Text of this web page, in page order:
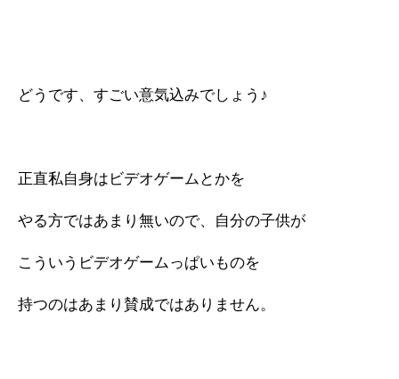
どうです、すごい意気込みでしょう♪
正直私自身はビデオゲームとかを
やる方ではあまり無いので、自分の子供が
こういうビデオゲームっぱいものを
持つのはあまり賛成ではありません。